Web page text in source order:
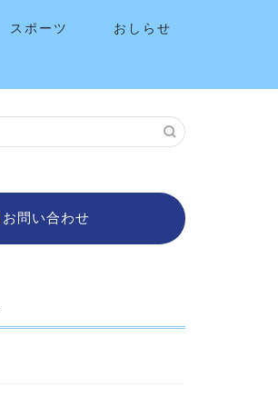
スポーツ おしらせ
お問い合わせ